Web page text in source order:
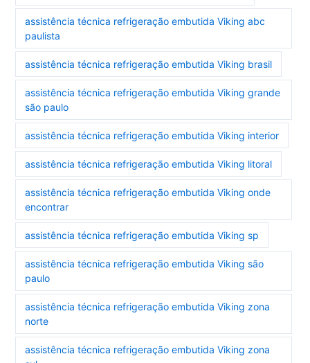
assistência técnica refrigeração embutida Viking abc
paulista
assistência técnica refrigeração embutida Viking brasil
assistência técnica refrigeração embutida Viking grande
são paulo
assistência técnica refrigeração embutida Viking interior
assistência técnica refrigeração embutida Viking litoral
assistência técnica refrigeração embutida Viking onde
encontrar
assistência técnica refrigeração embutida Viking sp
assistência técnica refrigeração embutida Viking são
paulo
assistência técnica refrigeração embutida Viking zona
norte
assistência técnica refrigeração embutida Viking zona